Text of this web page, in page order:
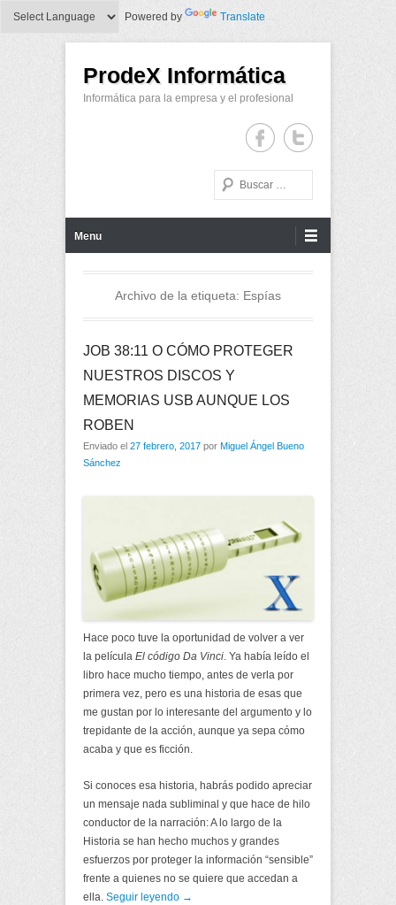
Powered by Translate
ProdeX Informática
Informática para la empresa y el profesional
Buscar
Menu
Archivo de la etiqueta: Espías
JOB 38:11 O CÓMO PROTEGER
NUESTROS DISCOS Y
MEMORIAS USB AUNQUE LOS
ROBEN
Enviado el 27 febrero, 2017 por Miguel Ángel Bueno
Sánchez
Hace poco tuve la oportunidad de volver a ver
la película El código Da Vinci. Ya había leído el
libro hace mucho tiempo, antes de verla por
primera vez, pero es una historia de esas que
me gustan por lo interesante del argumento y lo
trepidante de la acción, aunque ya sepa cómo
acaba y que es ficción.
Si conoces esa historia, habrás podido apreciar
un mensaje nada subliminal y que hace de hilo
conductor de la narración: A lo largo de la
Historia se han hecho muchos y grandes
esfuerzos por proteger la información “sensible”
frente a quienes no se quiere que accedan a
ella. Seguir leyendo →